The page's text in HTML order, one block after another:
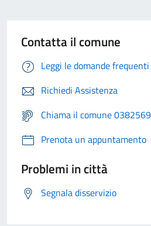
Contatta il comune
Leggi le domande frequenti
Richiedi Assistenza
Chiama il comune
Prenota un appuntamento
Problemi in città
Segnala disservizio